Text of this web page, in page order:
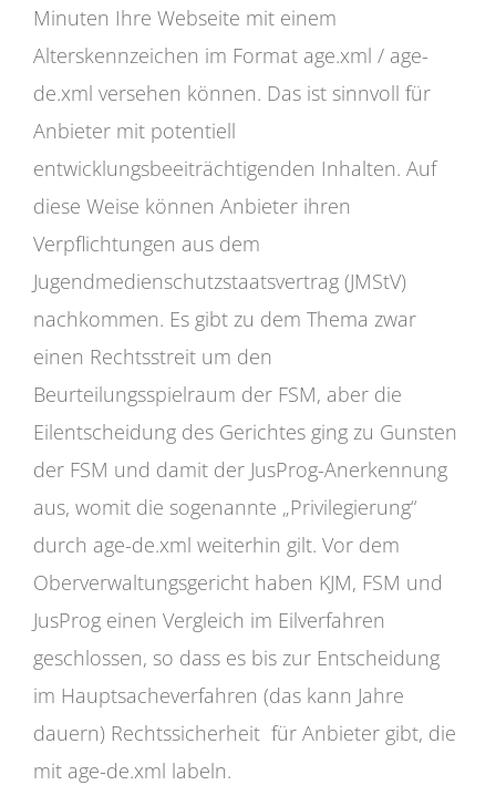
Minuten Ihre Webseite mit einem
Alterskennzeichen im Format age.xml / age-
de.xml versehen können. Das ist sinnvoll für
Anbieter mit potentiell
entwicklungsbeeiträchtigenden Inhalten. Auf
diese Weise können Anbieter ihren
Verpflichtungen aus dem
Jugendmedienschutzstaatsvertrag (JMStV)
nachkommen. Es gibt zu dem Thema zwar
einen Rechtsstreit um den
Beurteilungsspielraum der FSM, aber die
Eilentscheidung des Gerichtes ging zu Gunsten
der FSM und damit der JusProg-Anerkennung
aus, womit die sogenannte „Privilegierung“
durch age-de.xml weiterhin gilt. Vor dem
Oberverwaltungsgericht haben KJM, FSM und
JusProg einen Vergleich im Eilverfahren
geschlossen, so dass es bis zur Entscheidung
im Hauptsacheverfahren (das kann Jahre
dauern) Rechtssicherheit für Anbieter gibt, die
mit age-de.xml labeln.